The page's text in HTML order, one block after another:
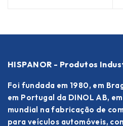
HISPANOR - Produtos
Foi fundada em 1980, em
em Portugal da DINOL AB,
mundial na fabricação de
para veículos automóveis,